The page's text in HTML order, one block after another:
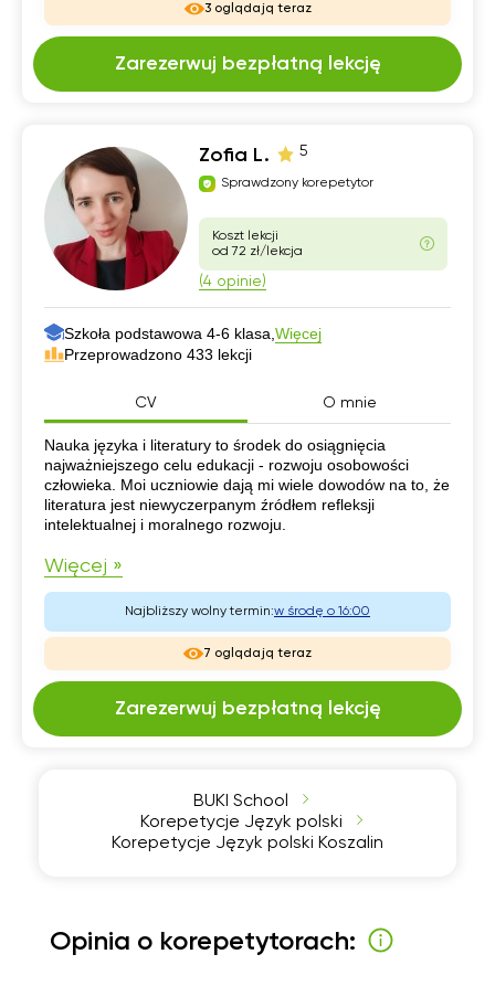
3 oglądają teraz
Zarezerwuj bezpłatną lekcję
Zofia L. 5
Sprawdzony korepetytor
Koszt lekcji
od 72 zł/lekcja
(4 opinie)
Szkoła podstawowa 4-6 klasa, Więcej
Przeprowadzono 433 lekcji
CV O mnie
CV
Nauka języka i literatury to środek do osiągnięcia
najważniejszego celu edukacji - rozwoju osobowości
człowieka. Moi uczniowie dają mi wiele dowodów na to, że
literatura jest niewyczerpanym źródłem refleksji
intelektualnej i moralnego rozwoju.
Więcej »
Najbliższy wolny termin:w środę o 16:00
7 oglądają teraz
Zarezerwuj bezpłatną lekcję
BUKI School
Korepetycje Język polski
Korepetycje Język polski Koszalin
Opinia o korepetytorach: